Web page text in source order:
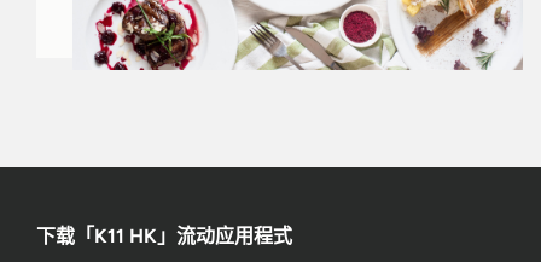
下载「K11 HK」流动应用程式